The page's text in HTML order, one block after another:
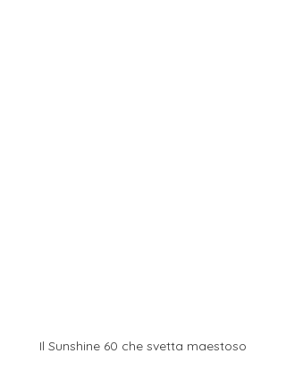
Il Sunshine 60 che svetta maestoso